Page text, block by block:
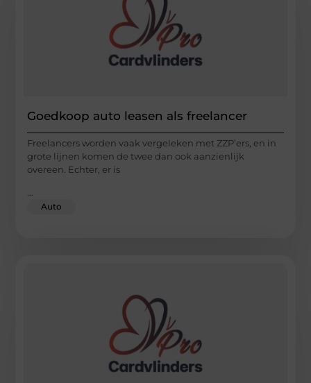
Goedkoop auto leasen als freelancer
Freelancers worden vaak vergeleken met ZZP’ers, en in
grote lijnen komen de twee dan ook aanzienlijk
overeen. Echter, er is
...
Auto